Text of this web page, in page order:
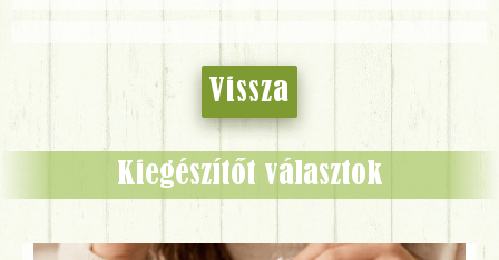
Vissza
Kiegészítőt választok